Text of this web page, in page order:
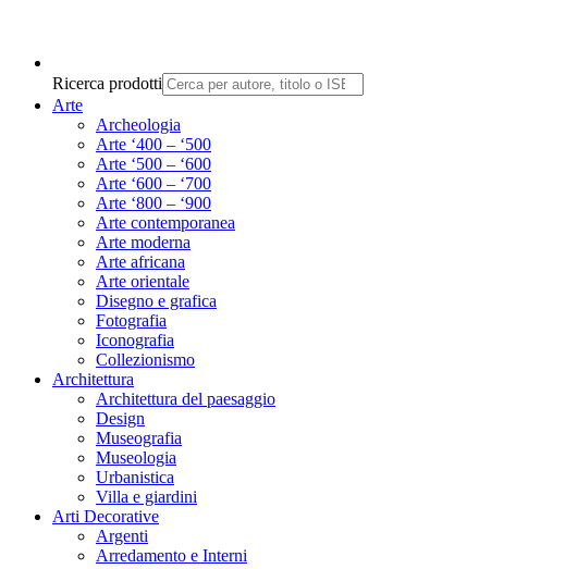
Ricerca prodotti
Arte
Archeologia
Arte ‘400 – ‘500
Arte ‘500 – ‘600
Arte ‘600 – ‘700
Arte ‘800 – ‘900
Arte contemporanea
Arte moderna
Arte africana
Arte orientale
Disegno e grafica
Fotografia
Iconografia
Collezionismo
Architettura
Architettura del paesaggio
Design
Museografia
Museologia
Urbanistica
Villa e giardini
Arti Decorative
Argenti
Arredamento e Interni